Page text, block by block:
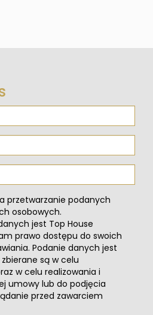
przetwarzanie podanych
osobowych.
jest Top House
prawo dostępu do swoich
Podanie danych jest
są w celu
w celu realizowania i
umowy lub do podjęcia
przed zawarciem